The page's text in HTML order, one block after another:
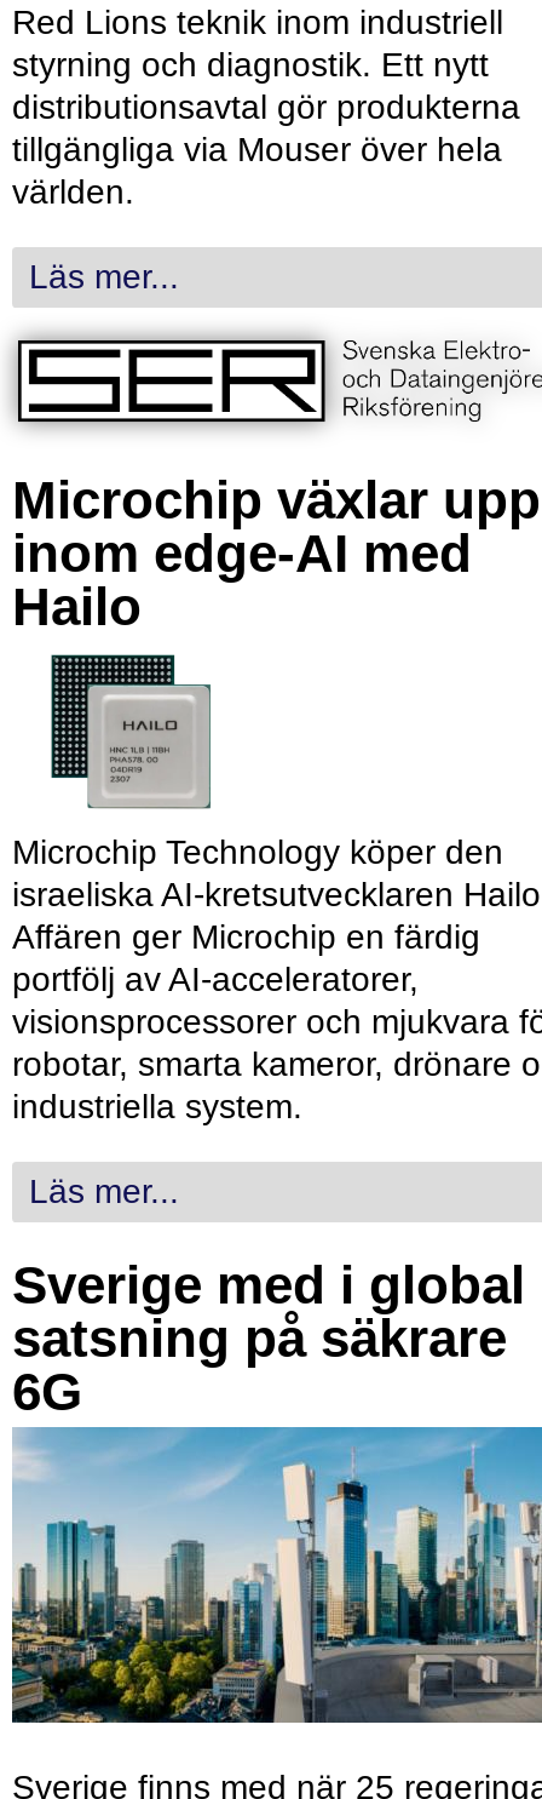
Red Lions teknik inom industriell
styrning och diagnostik. Ett nytt
distributionsavtal gör produkterna
tillgängliga via Mouser över hela
världen.
Läs mer...
Microchip växlar upp
inom edge-AI med
Hailo
Microchip Technology köper den
israeliska AI-kretsutvecklaren
Affären ger Microchip en färdig
portfölj av AI-acceleratorer,
visionsprocessorer och mjukvara
robotar, smarta kameror, drönare
industriella system.
Läs mer...
Sverige med i global
satsning på säkrare
6G
Sverige finns med när 25